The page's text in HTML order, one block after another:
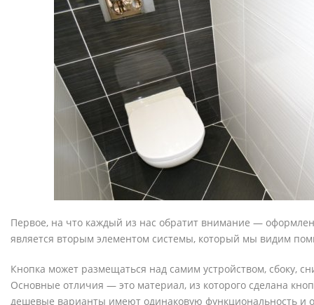
Первое, на что каждый из нас обратит внимание —
является вторым элементом системы, который мы видим
Кнопка может размещаться над самим устройством, сбоку,
Основные отличия — это материал, из которого сделана
дешевые варианты имеют одинаковую функциональность и